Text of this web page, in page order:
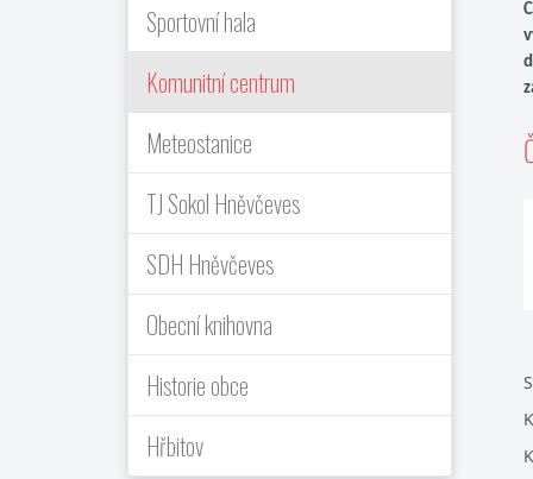
Sportovní hala
Komunitní centrum
Meteostanice
TJ Sokol Hněvčeves
SDH Hněvčeves
Obecní knihovna
Historie obce
Hřbitov